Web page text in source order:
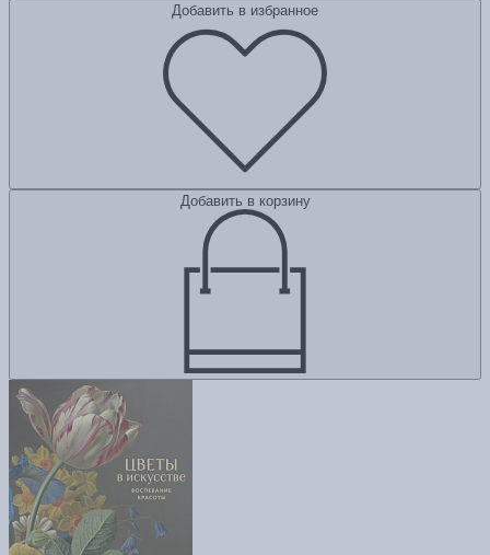
Добавить в избранное
Добавить в корзину